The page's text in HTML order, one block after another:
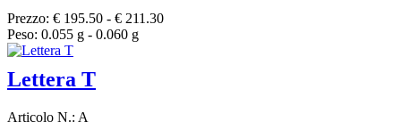
Prezzo: € 195.50 - € 211.30
Peso: 0.055 g - 0.060 g
Lettera T
Articolo N.: A